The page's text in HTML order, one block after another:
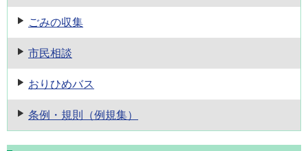
ごみの収集
市民相談
おりひめバス
条例・規則 （例規集）